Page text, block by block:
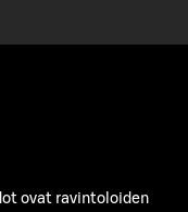
ovat ravintoloiden